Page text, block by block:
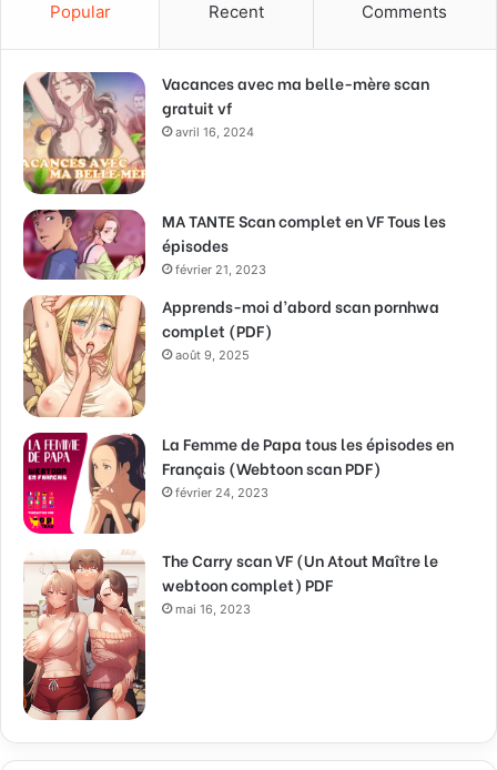
Popular Recent Comments
Vacances avec ma belle-mère scan
gratuit vf
avril 16, 2024
MA TANTE Scan complet en VF Tous les
épisodes
février 21, 2023
Apprends-moi d’abord scan pornhwa
complet (PDF)
août 9, 2025
La Femme de Papa tous les épisodes en
Français (Webtoon scan PDF)
février 24, 2023
The Carry scan VF (Un Atout Maître le
webtoon complet) PDF
mai 16, 2023